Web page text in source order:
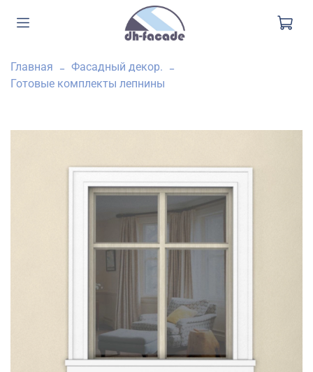
Главная
Фасадный декор.
Готовые комплекты лепнины